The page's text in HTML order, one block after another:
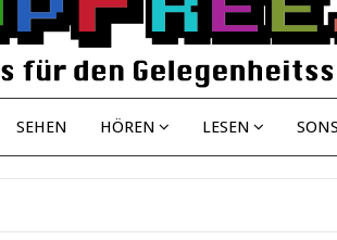
SEHEN HÖREN LESEN